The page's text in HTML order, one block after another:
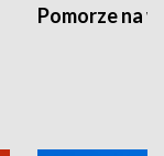
Pomorze na